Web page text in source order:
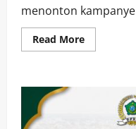
menonton
Read MoreRead
more